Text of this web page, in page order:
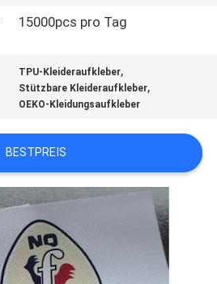
15000pcs pro Tag
TPU-Kleideraufkleber,
Stützbare Kleideraufkleber,
OEKO-Kleidungsaufkleber
BESTPREIS